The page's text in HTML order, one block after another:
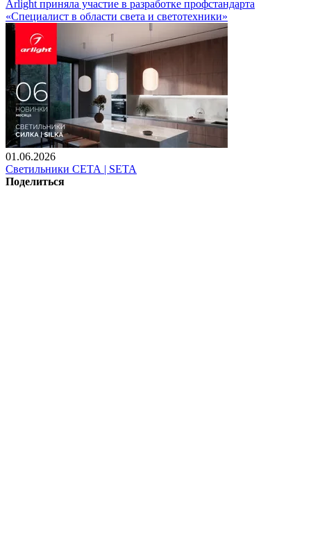
Arlight приняла участие в разработке профстандарта
«Специалист в области света и светотехники»
01.06.2026
Светильники СЕТА | SETA
Поделиться